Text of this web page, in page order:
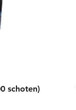
schoten)